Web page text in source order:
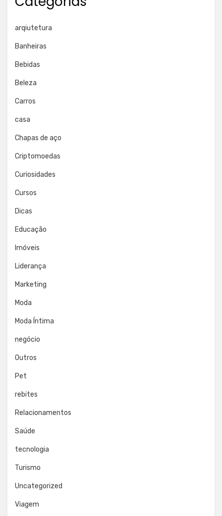
arqiutetura
Banheiras
Bebidas
Beleza
Carros
casa
Chapas de aço
Criptomoedas
Curiosidades
Cursos
Dicas
Educação
Imóveis
Liderança
Marketing
Moda
Moda Íntima
negócio
Outros
Pet
rebites
Relacionamentos
Saúde
tecnologia
Turismo
Uncategorized
Viagem